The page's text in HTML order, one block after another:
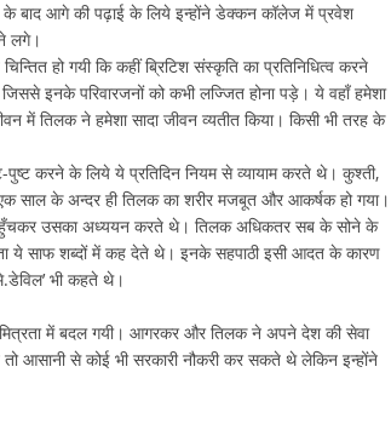
के बाद आगे की पढ़ाई के लिये इन्होंने डेक्कन कॉलेज में प्रवेश
लगे।
हो गयी कि कहीं ब्रिटिश संस्कृति का प्रतिनिधित्व करने
इनके परिवारजनों को कभी लज्जित होना पड़े। ये वहाँ हमेशा
में तिलक ने हमेशा सादा जीवन व्यतीत किया। किसी भी तरह के
करने के लिये ये प्रतिदिन नियम से व्यायाम करते थे। कुश्ती,
के अन्दर ही तिलक का शरीर मजबूत और आकर्षक हो गया।
उसका अध्ययन करते थे। तिलक अधिकतर सब के सोने के
ये साफ शब्दों में कह देते थे। इनके सहपाठी इसी आदत के कारण
भी कहते थे।
में बदल गयी। आगरकर और तिलक ने अपने देश की सेवा
आसानी से कोई भी सरकारी नौकरी कर सकते थे लेकिन इन्होंने